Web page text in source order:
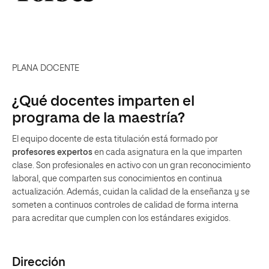
PLANA DOCENTE
¿Qué docentes imparten el
programa de la maestría?
El equipo docente de esta titulación está formado por
profesores expertos en cada asignatura en la que imparten
clase. Son profesionales en activo con un gran reconocimiento
laboral, que comparten sus conocimientos en continua
actualización. Además, cuidan la calidad de la enseñanza y se
someten a continuos controles de calidad de forma interna
para acreditar que cumplen con los estándares exigidos.
Dirección